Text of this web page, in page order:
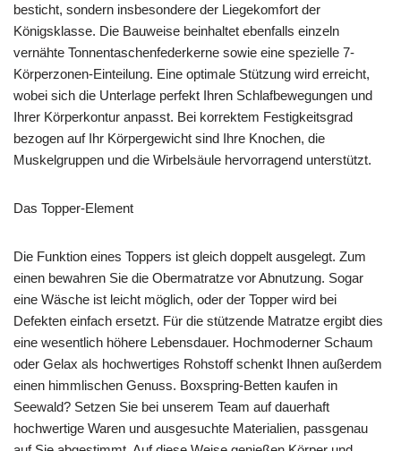
besticht, sondern insbesondere der Liegekomfort der
Königsklasse. Die Bauweise beinhaltet ebenfalls einzeln
vernähte Tonnentaschenfederkerne sowie eine spezielle 7-
Körperzonen-Einteilung. Eine optimale Stützung wird erreicht,
wobei sich die Unterlage perfekt Ihren Schlafbewegungen und
Ihrer Körperkontur anpasst. Bei korrektem Festigkeitsgrad
bezogen auf Ihr Körpergewicht sind Ihre Knochen, die
Muskelgruppen und die Wirbelsäule hervorragend unterstützt.
Das Topper-Element
Die Funktion eines Toppers ist gleich doppelt ausgelegt. Zum
einen bewahren Sie die Obermatratze vor Abnutzung. Sogar
eine Wäsche ist leicht möglich, oder der Topper wird bei
Defekten einfach ersetzt. Für die stützende Matratze ergibt dies
eine wesentlich höhere Lebensdauer. Hochmoderner Schaum
oder Gelax als hochwertiges Rohstoff schenkt Ihnen außerdem
einen himmlischen Genuss. Boxspring-Betten kaufen in
Seewald? Setzen Sie bei unserem Team auf dauerhaft
hochwertige Waren und ausgesuchte Materialien, passgenau